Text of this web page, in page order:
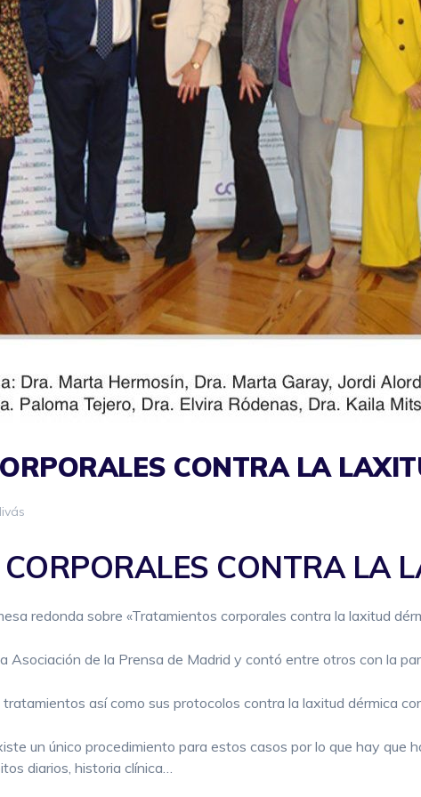
REJUVENECIMIENTO
FRACCIONADO NO
TRATAMIENTO DE
HIPERHIDROSIS
PEELING
DERMAPEN
HILOS TENSORES
CONTRA LA
CONTRA LA
redonda sobre «Tratamientos corporales contra la laxitud
Asociación de la Prensa de Madrid y contó entre otros con la
así como sus protocolos contra la laxitud dérmica
un único procedimiento para estos casos por lo que hay que
diarios, historia clínica…